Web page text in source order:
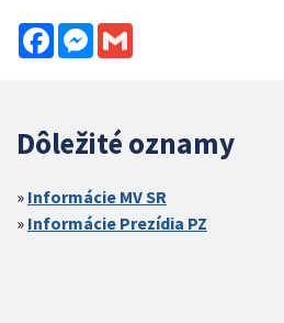
FacebookMessenger
Dôležité oznamy
Informácie MV SR
Informácie Prezídia PZ